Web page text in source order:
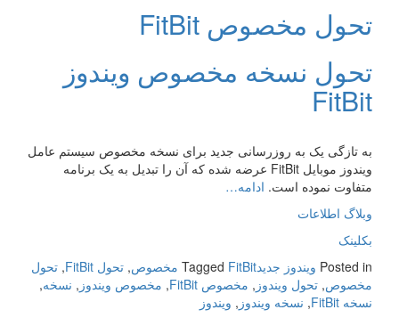
تحول مخصوص FitBit
تحول نسخه مخصوص ویندوز
FitBit
به تازگی یک به روزرسانی جدید برای نسخه مخصوص سیستم عامل
ویندوز موبایل FitBit عرضه شده که آن را تبدیل به یک برنامه
متفاوت نموده است. ادامه…
وبلاگ اطلاعات
بکلینک
Posted in ویندوز جدید Tagged FitBit مخصوص , تحول FitBit , تحول
مخصوص, تحول ویندوز , مخصوص FitBit , مخصوص ویندوز , نسخه,
نسخه FitBit
, نسخه ویندوز , ویندوز